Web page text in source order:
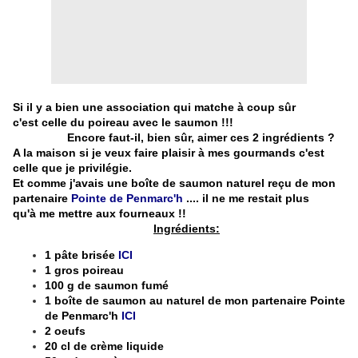
Si il y a bien une association qui matche à coup sûr
c'est celle du poireau avec le saumon !!!
Encore faut-il, bien sûr, aimer ces 2 ingrédients ?
A la maison si je veux faire plaisir à mes gourmands c'est
celle que je privilégie.
Et comme j'avais une boîte de saumon naturel reçu de mon
partenaire Pointe de Penmarc'h .... il ne me restait plus
qu'à me mettre aux fourneaux !!
Ingrédients:
1 pâte brisée ICI
1 gros poireau
100 g de saumon fumé
1 boîte de saumon au naturel de mon partenaire Pointe
de Penmarc'h ICI
2 oeufs
20 cl de crème liquide